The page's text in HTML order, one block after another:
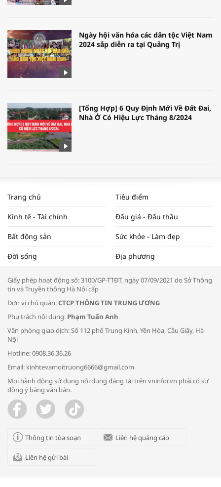
Ngày hội văn hóa các dân tộc Việt Nam
2024 sắp diễn ra tại Quảng Trị
[Tổng Hợp] 6 Quy Định Mới Về Đất Đai,
Nhà Ở Có Hiệu Lực Tháng 8/2024
NAM NĂM 2024 VÀ NĂM 2025 | NHỊP
ĐẬP THỊ TRƯỜNG #62
Tọa đàm “Xúc tiến thương mại: Khơi
Bác sĩ tư vấn cách phòng tránh bệnh
đường hô hấp trong thời tiết giao mùa
Trao yêu thương cho em
Trang chủ Tiêu điểm
Kinh tế - Tài chính Đấu giá - Đấu thầu
Bất động sản Sức khỏe - Làm đẹp
Đời sống Địa phương
Giấy phép hoạt động số: 3100/GP-TTĐT, ngày 07/09/2021 do Sở Thông
tin và Truyền thông Hà Nội cấp
Đơn vị chủ quản:CTCP THÔNG TIN TRUNG ƯƠNG
Phụ trách nội dung: Phạm Tuấn Anh
Văn phòng giao dịch: Số 112 phố Trung Kính, Yên Hòa, Cầu Giấy, Hà
Nội
Hotline: 0908.36.36.26
Email: kinhtevamoitruong6666@gmail.com
Mọi hành động sử dụng nội dung đăng tải trên vninfor.vn phải có sự
đồng ý bằng văn bản.
Thông tin tòa soạn Liên hệ quảng cáo
Liên hệ gửi bài